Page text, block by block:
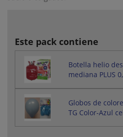
Este pack contiene
Botella helio
mediana PLUS
Globos de
TG Color-Azul